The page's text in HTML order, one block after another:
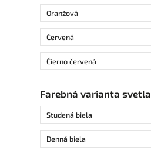
Oranžová
Červená
Čierno červená
Farebná varianta svetla
Studená biela
Denná biela